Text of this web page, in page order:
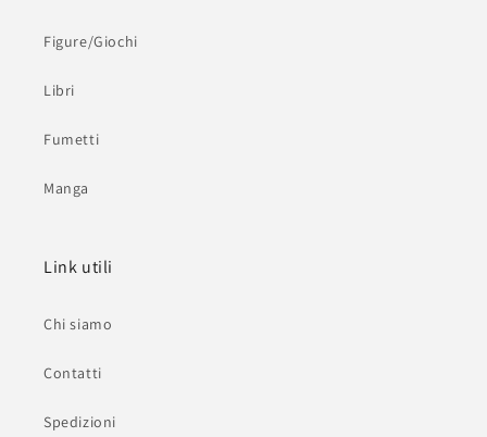
Figure/Giochi
Libri
Fumetti
Manga
Link utili
Chi siamo
Contatti
Spedizioni